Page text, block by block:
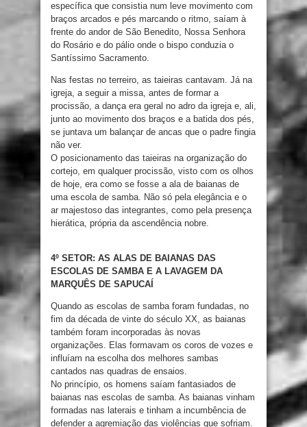
específica que consistia num leve movimento com
braços arcados e pés marcando o ritmo, saíam à
frente do andor de São Benedito, Nossa Senhora
do Rosário e do pálio onde o bispo conduzia o
Santíssimo Sacramento.
Nas festas no terreiro, as taieiras cantavam. Já na
igreja, a seguir a missa, antes de formar a
procissão, a dança era geral no adro da igreja e, ali,
junto ao movimento dos braços e a batida dos pés,
se juntava um balançar de ancas que o padre fingia
não ver.
O posicionamento das taieiras na organização do
cortejo, em qualquer procissão, visto com os olhos
de hoje, era como se fosse a ala de baianas de
uma escola de samba. Não só pela elegância e o
ar majestoso das integrantes, como pela presença
hierática, própria da ascendência nobre.
4º SETOR: AS ALAS DE BAIANAS DAS
ESCOLAS DE SAMBA E A LAVAGEM DA
MARQUÊS DE SAPUCAÍ
Quando as escolas de samba foram fundadas, no
fim da década de vinte do século XX, as baianas
também foram incorporadas às novas
organizações. Elas formavam os coros de vozes e
influíam na escolha dos melhores sambas
cantados nas quadras de ensaios.
No princípio, os homens saíam fantasiados de
baianas nas escolas de samba. As baianas vinham
formadas nas laterais e tinham a incumbência de
defender a agremiação das violências que sofriam.